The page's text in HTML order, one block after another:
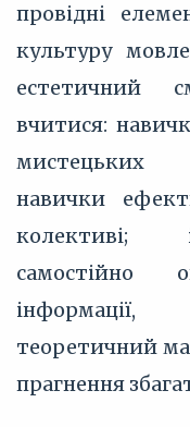
провідні
культуру
естетичний
вчитися:
мистецьких
навички
колективі;
самостійно
теоретичний
прагнення